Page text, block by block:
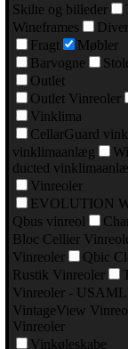
Skilte og billeder
Wineframes
Fragt
Møbler
Barvogne
Outlet
Outlet Vinreoler
Vinklima
CellarGuard
vinklimaanlæg
ducted
Vinreoler
EVOLUTION
Qbus vinreol
Bloc Cellier
Vinreoler
Qbic
Rustik Vinreoler
Vinreoler -
VintageView
Vinreoler
Vinkøleskabe